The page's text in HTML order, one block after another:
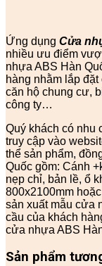
Ứng dụng Cửa
nhiều ưu điểm
nhựa ABS Hàn
hàng nhằm lắp
căn hộ chung cư,
công ty…
Quý khách có nhu
truy cập vào
thể sản phẩm,
Quốc gồm: Cánh
nẹp chỉ, bản lề, ổ
800x2100mm
sản xuất mẫu cửa
cầu của khách
cửa nhựa ABS
Sản phẩm